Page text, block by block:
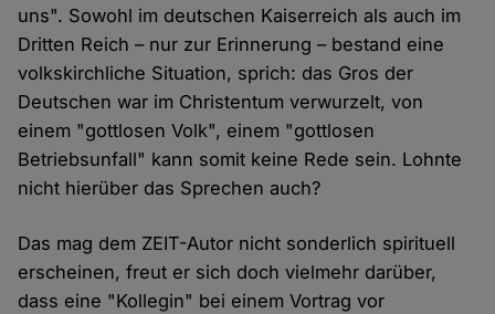
uns". Sowohl im deutschen Kaiserreich als auch im
Dritten Reich – nur zur Erinnerung – bestand eine
volkskirchliche Situation, sprich: das Gros der
Deutschen war im Christentum verwurzelt, von
einem "gottlosen Volk", einem "gottlosen
Betriebsunfall" kann somit keine Rede sein. Lohnte
nicht hierüber das Sprechen auch?
Das mag dem ZEIT-Autor nicht sonderlich spirituell
erscheinen, freut er sich doch vielmehr darüber,
dass eine "Kollegin" bei einem Vortrag vor